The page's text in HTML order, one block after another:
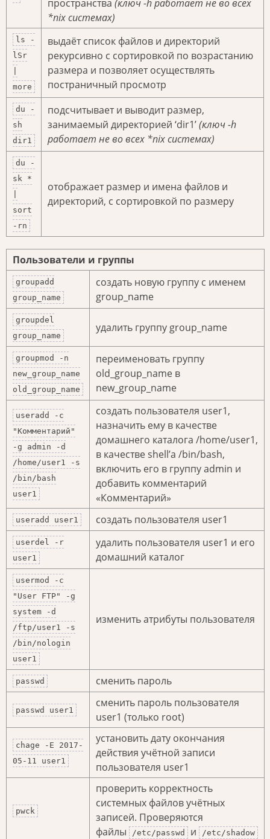
пространства (ключ -h работает не во всех
*nix системах)
ls -
lSr
more
выдаёт список файлов и директорий
рекурсивно с сортировкой по возрастанию
размера и позволяет осуществлять
постраничный просмотр
du -
sh
dir1
подсчитывает и выводит размер,
занимаемый директорией ‘dir1’(ключ -h
работает не во всех *nix системах)
du -
sk *
sort
-rn
отображает размер и имена файлов и
директорий, с сортировкой по размеру
Пользователи и группы
groupadd
group_name
создать новую группу с именем
group_name
groupdel
group_name
удалить группу group_name
groupmod -n
new_group_name
old_group_name
переименовать группу
old_group_name в
new_group_name
useradd -c
"Комментарий"
-g admin -d
/home/user1 -s
/bin/bash
user1
создать пользователя user1,
назначить ему в качестве
домашнего каталога /home/user1,
в качестве shell’а /bin/bash,
включить его в группу admin и
добавить комментарий
«Комментарий»
useradd user1 создать пользователя user1
userdel -r
user1
удалить пользователя user1 и его
домашний каталог
usermod -c
"User FTP" -g
system -d
/ftp/user1 -s
/bin/nologin
user1
изменить атрибуты пользователя
passwd сменить пароль
passwd user1
сменить пароль пользователя
user1 (только root)
chage -E 2017-
05-11 user1
установить дату окончания
действия учётной записи
пользователя user1
pwck
проверить корректность
системных файлов учётных
записей. Проверяются
файлы
/etc/passwd и /etc/shadow